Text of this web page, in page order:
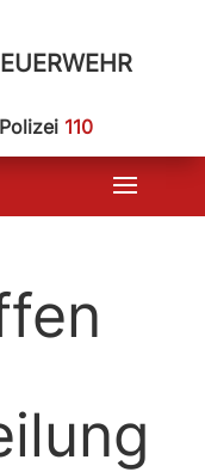
110